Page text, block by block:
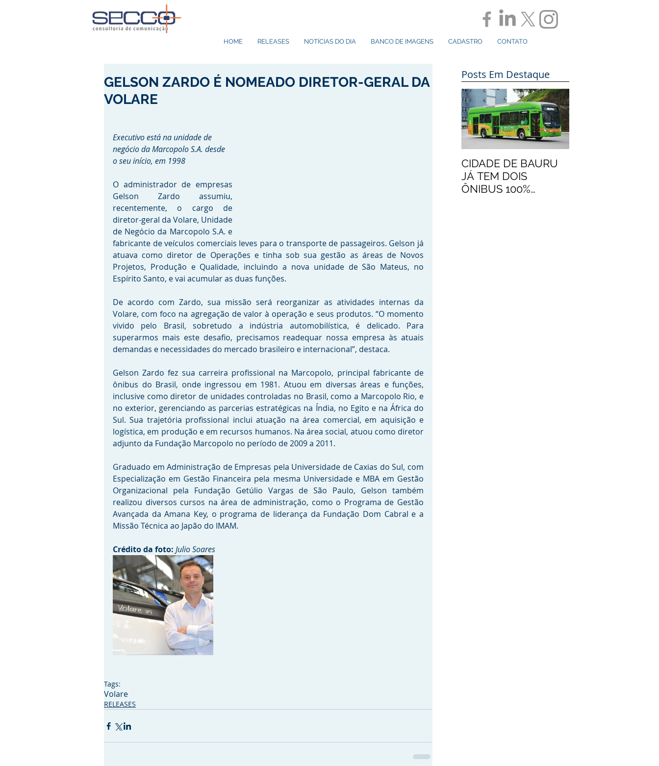
HOME RELEASES NOTÍCIAS DO DIA BANCO DE IMAGENS CADASTRO CONTATO
GELSON ZARDO É NOMEADO DIRETOR-GERAL DA
VOLARE
Executivo está na unidade de
negócio da Marcopolo S.A. desde
o seu início, em 1998
O administrador de empresas
Gelson Zardo assumiu,
recentemente, o cargo de
diretor-geral da Volare, Unidade
de Negócio da Marcopolo S.A. e
fabricante de veículos comerciais leves para o transporte de passageiros. Gelson já
atuava como diretor de Operações e tinha sob sua gestão as áreas de Novos
Projetos, Produção e Qualidade, incluindo a nova unidade de São Mateus, no
Espírito Santo, e vai acumular as duas funções.
De acordo com Zardo, sua missão será reorganizar as atividades internas da
Volare, com foco na agregação de valor à operação e seus produtos. “O momento
vivido pelo Brasil, sobretudo a indústria automobilística, é delicado. Para
superarmos mais este desafio, precisamos readequar nossa empresa às atuais
demandas e necessidades do mercado brasileiro e internacional”, destaca.
Gelson Zardo fez sua carreira profissional na Marcopolo, principal fabricante de
ônibus do Brasil, onde ingressou em 1981. Atuou em diversas áreas e funções,
inclusive como diretor de unidades controladas no Brasil, como a Marcopolo Rio, e
no exterior, gerenciando as parcerias estratégicas na Índia, no Egito e na África do
Sul. Sua trajetória profissional inclui atuação na área comercial, em aquisição e
logística, em produção e em recursos humanos. Na área social, atuou como diretor
adjunto da Fundação Marcopolo no período de 2009 a 2011.
Graduado em Administração de Empresas pela Universidade de Caxias do Sul, com
Especialização em Gestão Financeira pela mesma Universidade e MBA em Gestão
Organizacional pela Fundação Getúlio Vargas de São Paulo, Gelson também
realizou diversos cursos na área de administração, como o Programa de Gestão
Avançada da Amana Key, o programa de liderança da Fundação Dom Cabral e a
Missão Técnica ao Japão do IMAM.
Crédito da foto: Julio Soares
Tags:
Volare
RELEASES
Posts Em Destaque
CIDADE DE BAURU
JÁ TEM DOIS
ÔNIBUS 100%